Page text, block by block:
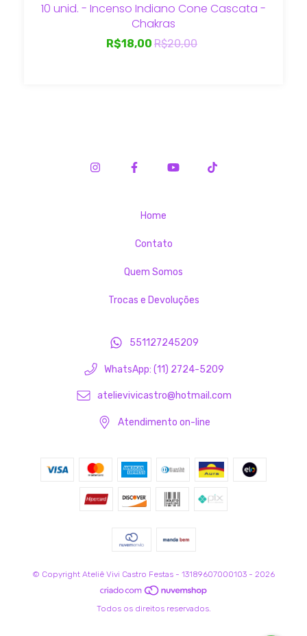
10 unid. - Incenso Indiano Cone Cascata -
Chakras
R$18,00 R$20,00
Home
Contato
Quem Somos
Trocas e Devoluções
551127245209
WhatsApp: (11) 2724-5209
atelievivicastro@hotmail.com
Atendimento on-line
© Copyright Ateliê Vivi Castro Festas - 13189607000103 - 2026
Todos os direitos reservados.